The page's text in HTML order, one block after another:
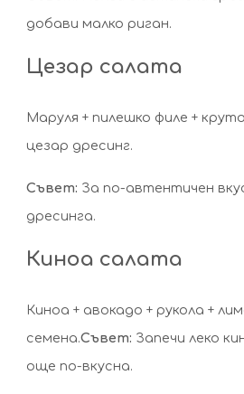
добави малко риган.
Цезар салата
Маруля + пилешко филе +
цезар дресинг.
Съвет: За по-автентичен
дресинга.
Киноа салата
Киноа + авокадо + рукола +
семена.Съвет: Запечи леко
още по-вкусна.